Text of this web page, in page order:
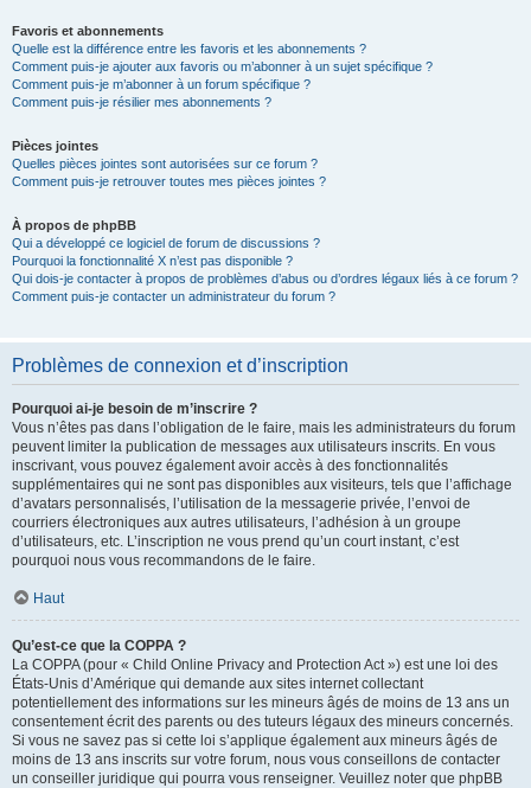
Favoris et abonnements
Quelle est la différence entre les favoris et les abonnements ?
Comment puis-je ajouter aux favoris ou m’abonner à un sujet spécifique ?
Comment puis-je m’abonner à un forum spécifique ?
Comment puis-je résilier mes abonnements ?
Pièces jointes
Quelles pièces jointes sont autorisées sur ce forum ?
Comment puis-je retrouver toutes mes pièces jointes ?
À propos de phpBB
Qui a développé ce logiciel de forum de discussions ?
Pourquoi la fonctionnalité X n’est pas disponible ?
Qui dois-je contacter à propos de problèmes d’abus ou d’ordres légaux liés à ce forum ?
Comment puis-je contacter un administrateur du forum ?
Problèmes de connexion et d’inscription
Pourquoi ai-je besoin de m’inscrire ?
Vous n’êtes pas dans l’obligation de le faire, mais les administrateurs du forum
peuvent limiter la publication de messages aux utilisateurs inscrits. En vous
inscrivant, vous pouvez également avoir accès à des fonctionnalités
supplémentaires qui ne sont pas disponibles aux visiteurs, tels que l’affichage
d’avatars personnalisés, l’utilisation de la messagerie privée, l’envoi de
courriers électroniques aux autres utilisateurs, l’adhésion à un groupe
d’utilisateurs, etc. L’inscription ne vous prend qu’un court instant, c’est
pourquoi nous vous recommandons de le faire.
Haut
Qu’est-ce que la COPPA ?
La COPPA (pour « Child Online Privacy and Protection Act ») est une loi des
États-Unis d’Amérique qui demande aux sites internet collectant
potentiellement des informations sur les mineurs âgés de moins de 13 ans un
consentement écrit des parents ou des tuteurs légaux des mineurs concernés.
Si vous ne savez pas si cette loi s’applique également aux mineurs âgés de
moins de 13 ans inscrits sur votre forum, nous vous conseillons de contacter
un conseiller juridique qui pourra vous renseigner. Veuillez noter que phpBB